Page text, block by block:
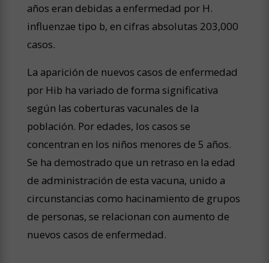
años eran debidas a enfermedad por H.
influenzae tipo b, en cifras absolutas 203,000
casos.
La aparición de nuevos casos de enfermedad
por Hib ha variado de forma significativa
según las coberturas vacunales de la
población. Por edades, los casos se
concentran en los niños menores de 5 años.
Se ha demostrado que un retraso en la edad
de administración de esta vacuna, unido a
circunstancias como hacinamiento de grupos
de personas, se relacionan con aumento de
nuevos casos de enfermedad.